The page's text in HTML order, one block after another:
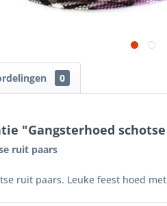
0
"Gangsterhoed
ruit paars
ruit paars. Leuke feest hoed